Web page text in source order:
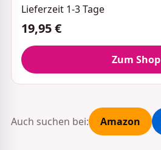
Lieferzeit 1-3 Tage
19,95 €
Zum Shop
Auch suchen bei: Amazon